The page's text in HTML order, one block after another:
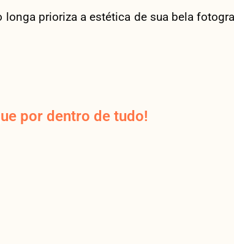
prioriza a estética de sua bela
por dentro de tudo!